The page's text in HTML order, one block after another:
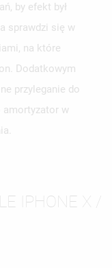
by efekt był
sprawdzi się w
na które
Dodatkowym
przyleganie do
amortyzator w
IPHONE X /